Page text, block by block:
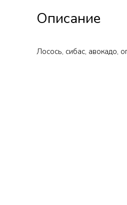
Описание
Лосось, сибас, авокадо,